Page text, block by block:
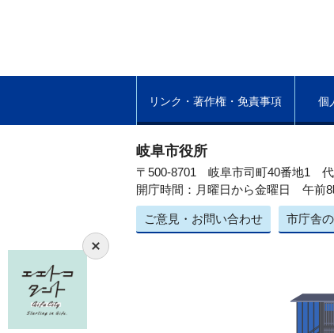
リンク・著作権・免責事項 個
岐阜市役所
〒500-8701 岐阜市司町40番地1
開庁時間：月曜日から金曜日 午前8
ご意見・お問い合わせ 市庁舎